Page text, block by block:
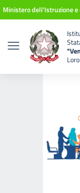
Vai ai contenuti
Vai al menu di
Vai al footer
Ministero dell'Istruzione e